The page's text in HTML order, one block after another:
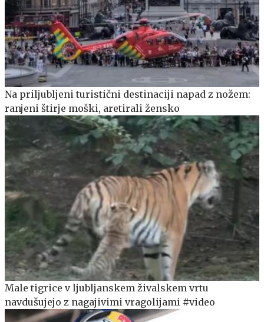
Na priljubljeni turistični destinaciji napad z nožem:
ranjeni štirje moški, aretirali žensko
Male tigrice v ljubljanskem živalskem vrtu
navdušujejo z nagajivimi vragolijami #video